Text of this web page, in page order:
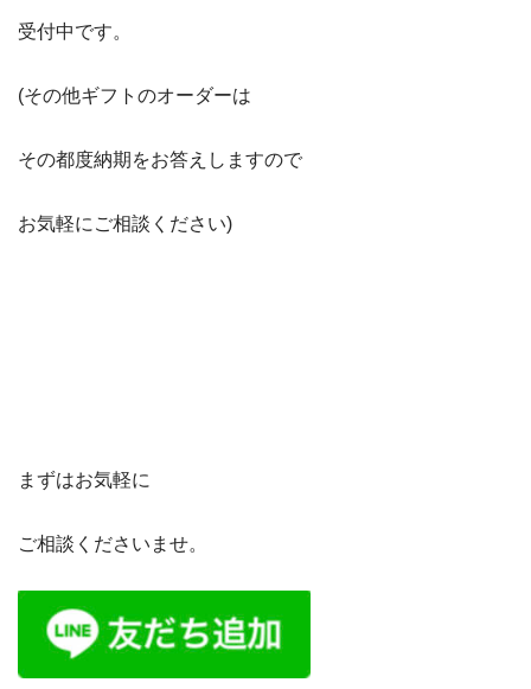
受付中です。
(その他ギフトのオーダーは
その都度納期をお答えしますので
お気軽にご相談ください)
まずはお気軽に
ご相談くださいませ。